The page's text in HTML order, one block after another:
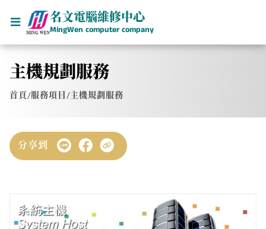
名文電腦維修中心
MingWen computer company
主機規劃服務
首頁/服務項目/主機規劃服務
分享到